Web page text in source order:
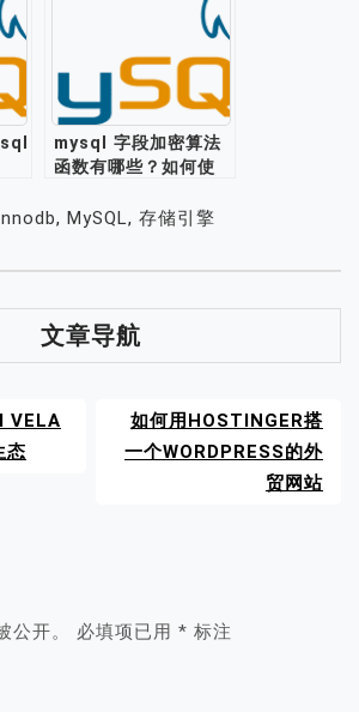
mysql 字段加密算法
函数有哪些？如何使
, MySQL, 存储引擎
文章导航
VELA
态
如何用HOSTINGER搭
一个WORDPRESS的外
贸网站
公开。 必填项已用 * 标注